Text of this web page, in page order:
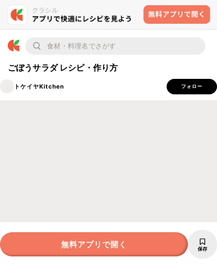
ごぼうサラダ レシピ・作り方
トケイヤKitchen フォロー
無料アプリで開く 保存